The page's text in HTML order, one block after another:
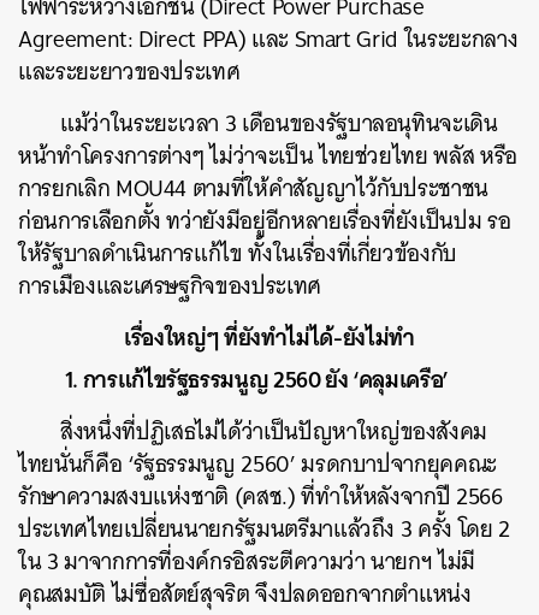
Agreement: Direct PPA) และ Smart Grid ในระยะกลาง
และระยะยาวของประเทศ
แม้ว่าในระยะเวลา 3 เดือนของรัฐบาลอนุทินจะเดิน
หน้าทำโครงการต่างๆ ไม่ว่าจะเป็น ไทยช่วยไทย พลัส หรือ
การยกเลิก MOU44 ตามที่ให้คำสัญญาไว้กับประชาชน
ก่อนการเลือกตั้ง ทว่ายังมีอยู่อีกหลายเรื่องที่ยังเป็นปม รอ
ให้รัฐบาลดำเนินการแก้ไข ทั้งในเรื่องที่เกี่ยวข้องกับ
การเมืองและเศรษฐกิจของประเทศ
เรื่องใหญ่ๆ ที่ยังทำไม่ได้-ยังไม่ทำ
1. การแก้ไขรัฐธรรมนูญ 2560 ยัง ‘คลุมเครือ’
สิ่งหนึ่งที่ปฏิเสธไม่ได้ว่าเป็นปัญหาใหญ่ของสังคม
ไทยนั่นก็คือ ‘รัฐธรรมนูญ 2560’ มรดกบาปจากยุคคณะ
รักษาความสงบแห่งชาติ (คสช.) ที่ทำให้หลังจากปี 2566
ประเทศไทยเปลี่ยนนายกรัฐมนตรีมาแล้วถึง 3 ครั้ง โดย 2
ใน 3 มาจากการที่องค์กรอิสระตีความว่า นายกฯ ไม่มี
คุณสมบัติ ไม่ซื่อสัตย์สุจริต จึงปลดออกจากตำแหน่ง
SHARE TWEET LINE EMAIL